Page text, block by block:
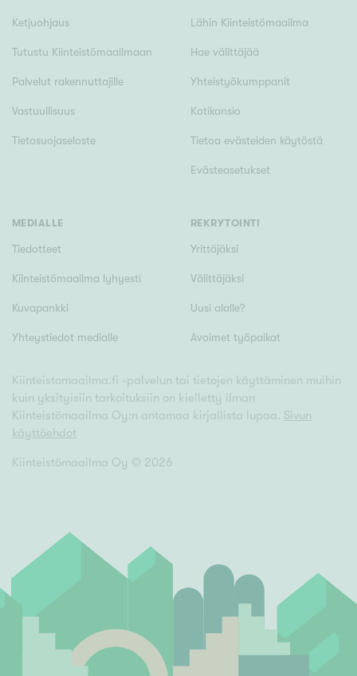
Järvi- tai merinäköala
Maalämpö
Oma ranta
Senioriasunto
Ketjuohjaus
Tutustu Kiinteistömaailmaan
Palvelut rakennuttajille
Vastuullisuus
Tietosuojaseloste
Lähin Kiinteistömaailma
Hae välittäjää
Yhteistyökumppanit
Kotikansio
Tietoa evästeiden käytöstä
Evästeasetukset
MEDIALLE
Tiedotteet
Kiinteistömaailma lyhyesti
Kuvapankki
Yhteystiedot medialle
REKRYTOINTI
Yrittäjäksi
Välittäjäksi
Uusi alalle?
Avoimet työpaikat
Kiinteistomaailma.fi -palvelun tai tietojen käyttäminen muihin
kuin yksityisiin tarkoituksiin on kielletty ilman
Kiinteistömaailma Oy:n antamaa kirjallista lupaa. Sivun
käyttöehdot
Kiinteistömaailma Oy © 2026